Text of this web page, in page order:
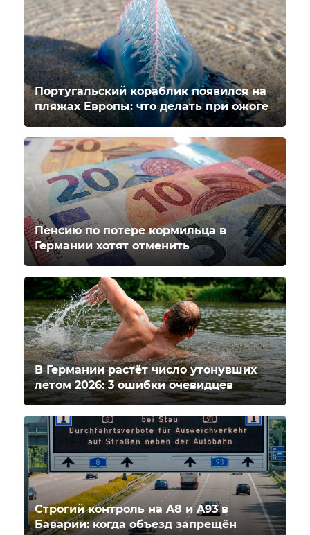
Португальский кораблик появился на
пляжах Европы: что делать при ожоге
Пенсию по потере кормильца в
Германии хотят отменить
В Германии растёт число утонувших
летом 2026: 3 ошибки очевидцев
Строгий контроль на A8 и A93 в
Баварии: когда объезд запрещён